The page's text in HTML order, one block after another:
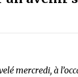
mercredi, à